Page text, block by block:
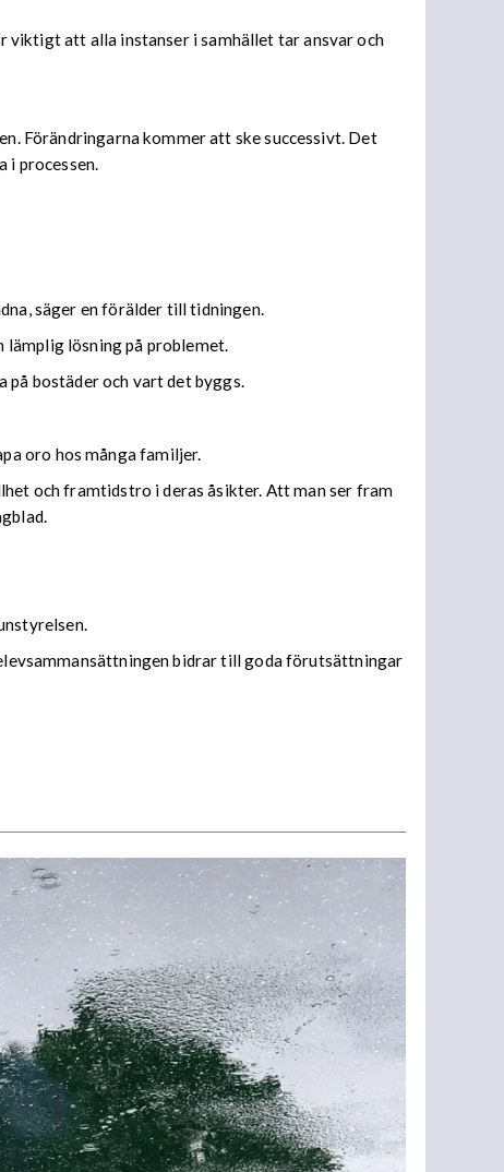
viktigt att alla instanser i samhället tar ansvar och
Förändringarna kommer att ske successivt. Det
i processen.
säger en förälder till tidningen.
lösning på problemet.
bostäder och vart det byggs.
oro hos många familjer.
och framtidstro i deras åsikter. Att man ser fram
bidrar till goda förutsättningar